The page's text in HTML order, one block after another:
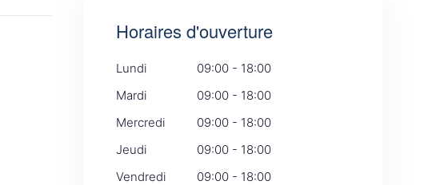
Horaires d'ouverture
Lundi
09:00 - 18:00
Mardi
09:00 - 18:00
Mercredi
09:00 - 18:00
Jeudi
09:00 - 18:00
Vendredi
09:00 - 18:00